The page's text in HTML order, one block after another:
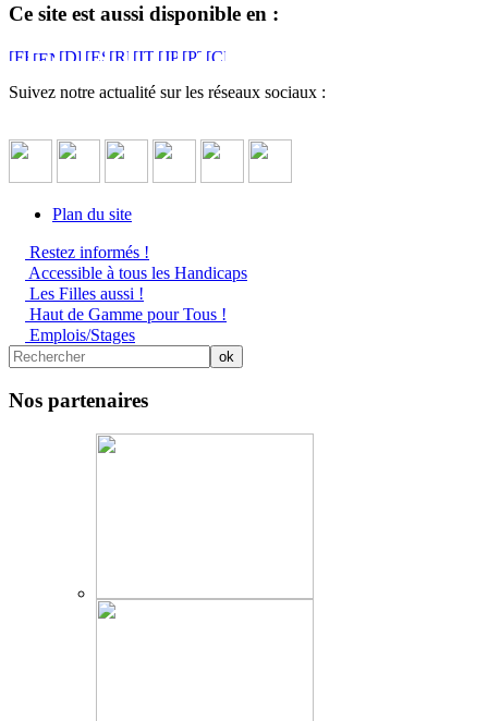
Ce site est aussi disponible en :
Suivez notre actualité sur les réseaux sociaux :
Plan du site
Restez informés !
Accessible à tous les Handicaps
Les Filles aussi !
Haut de Gamme pour Tous !
Emplois/Stages
Nos partenaires